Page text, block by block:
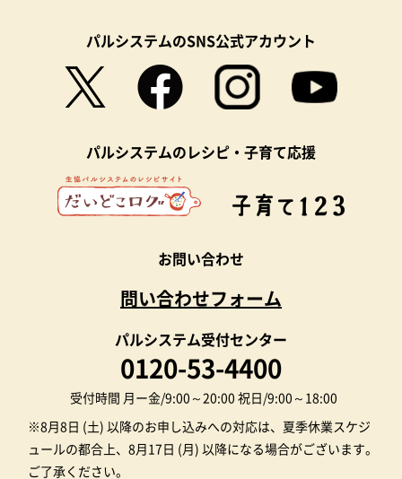
パルシステムのSNS公式アカウント
パルシステムのレシピ・子育て応援
お問い合わせ
問い合わせフォーム
パルシステム受付センター
0120-53-4400
受付時間 月ー金/9:00～20:00 祝日/9:00～18:00
※8月8日 (土) 以降のお申し込みへの対応は、夏季休業スケジ
ュールの都合上、8月17日 (月) 以降になる場合がございます。
ご了承ください。